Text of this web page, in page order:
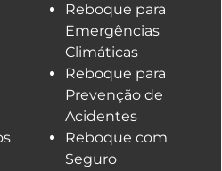
Reboque para
Emergências
Climáticas
Reboque para
Prevenção de
Acidentes
Reboque com
Seguro